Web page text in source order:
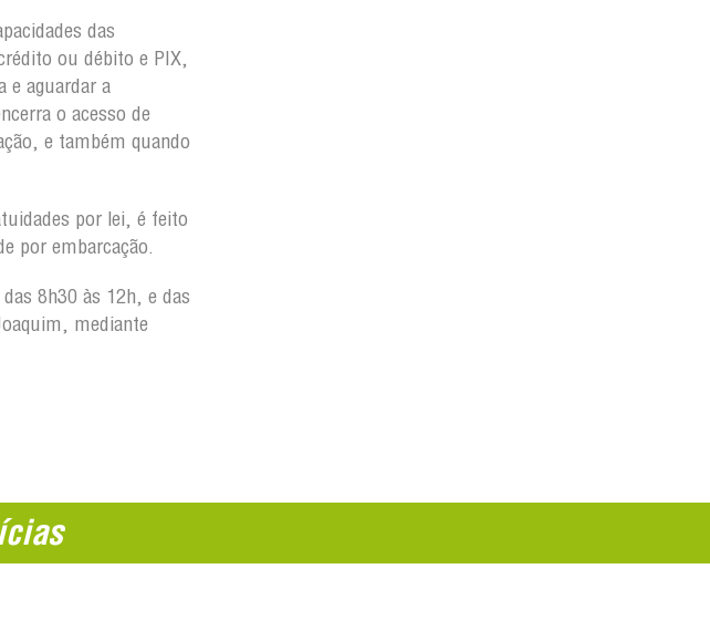
das
ou débito e PIX,
e aguardar a
o acesso de
e também quando
por lei, é feito
por embarcação.
8h30 às 12h, e das
mediante